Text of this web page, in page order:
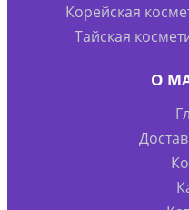
Корейская
Тайская
О